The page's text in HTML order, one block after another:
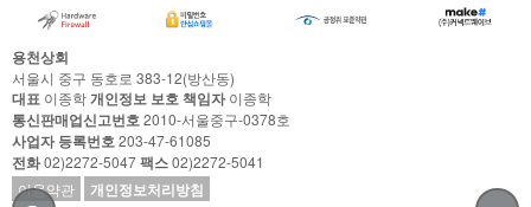
용천상회
서울시 중구 동호로 383-12(방산동)
대표 이종학개인정보 보호 책임자이종학
통신판매업신고번호2010-서울중구-0378호
사업자 등록번호203-47-61085
전화02)2272-5047팩스02)2272-5041
이용약관
개인정보처리방침